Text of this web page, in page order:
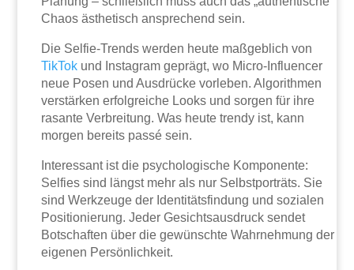
Chaos ästhetisch ansprechend sein.
Die Selfie-Trends werden heute maßgeblich von
TikTok und Instagram geprägt, wo Micro-Influencer
neue Posen und Ausdrücke vorleben. Algorithmen
verstärken erfolgreiche Looks und sorgen für ihre
rasante Verbreitung. Was heute trendy ist, kann
morgen bereits passé sein.
Interessant ist die psychologische Komponente:
Selfies sind längst mehr als nur Selbstporträts. Sie
sind Werkzeuge der Identitätsfindung und sozialen
Positionierung. Jeder Gesichtsausdruck sendet
Botschaften über die gewünschte Wahrnehmung der
eigenen Persönlichkeit.